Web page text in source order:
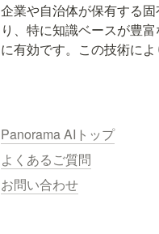
企業や自治体が保有する
り、特に知識ベースが豊
に有効です。この技術に
Panorama AIトップ
よくあるご質問
お問い合わせ